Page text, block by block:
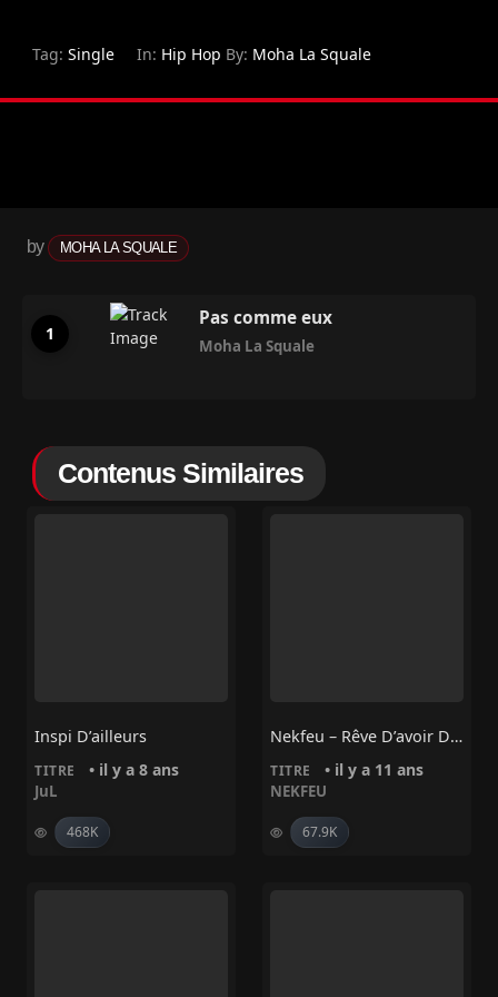
Tag: Single In: Hip Hop By: Moha La Squale
by MOHA LA SQUALE
Pas comme eux
Moha La Squale
Contenus Similaires
Inspi D’ailleurs
TITRE • il y a 8 ans
JuL
468K
Nekfeu – Rêve D’avoir Des Rêves
TITRE • il y a 11 ans
NEKFEU
67.9K